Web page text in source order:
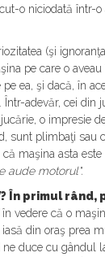
o niciodată într-
(şi
pe care o
ea, şi dacă, în
adevăr, cei din
o impresie
sunt plimbaţi sau
maşina asta este
aude motorul".
În primul rând,
vedere că o
iasă din oraş prea
duce cu gândul